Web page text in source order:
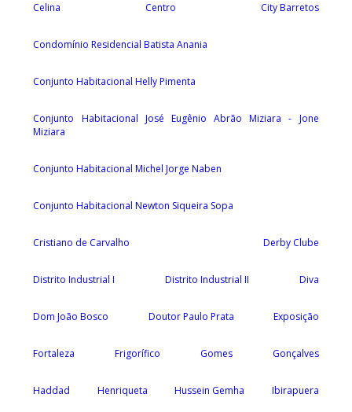
Celina Centro City Barretos
Condomínio Residencial Batista Anania
Conjunto Habitacional Helly Pimenta
Conjunto Habitacional José Eugênio Abrão Miziara - Jone
Miziara
Conjunto Habitacional Michel Jorge Naben
Conjunto Habitacional Newton Siqueira Sopa
Cristiano de Carvalho Derby Clube
Distrito Industrial I Distrito Industrial II Diva
Dom João Bosco Doutor Paulo Prata Exposição
Fortaleza Frigorífico Gomes Gonçalves
Haddad Henriqueta Hussein Gemha Ibirapuera